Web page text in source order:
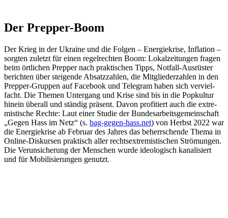
Der Prepper-Boom
Der Krieg in der Ukraine und die Folgen – Energie­krise, Inflation –
sorgten zuletzt für einen regel­rechten Boom: Lokal­zei­tungen fragen
beim örtlichen Prepper nach prakti­schen Tipps, Notfall-Ausrüster
berichten über steigende Absatz­zahlen, die Mitglie­der­zahlen in den
Prepper-Gruppen auf Facebook und Telegram haben sich verviel­
facht. Die Themen Untergang und Krise sind bis in die Popkultur
hinein überall und ständig präsent. Davon profi­tiert auch die extre­
mis­tische Rechte: Laut einer Studie der Bundes­ar­beits­ge­mein­schaft
„Gegen Hass im Netz“ (s. bag-gegen-hass.net) von Herbst 2022 war
die Energie­krise ab Februar des Jahres das beherr­schende Thema in
Online-Diskursen praktisch aller rechts­extre­mis­ti­schen Strömungen.
Die Verun­si­cherung der Menschen wurde ideolo­gisch kanali­siert
und für Mobili­sie­rungen genutzt.